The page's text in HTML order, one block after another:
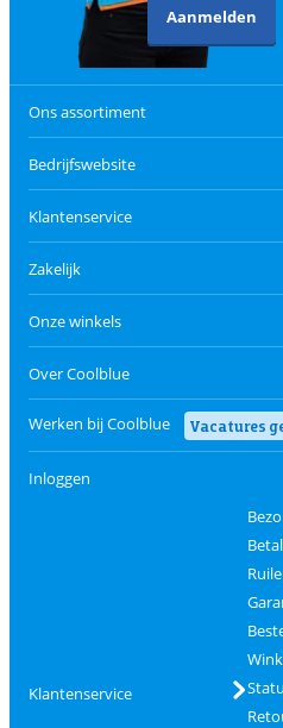
Aanmelden
Ons assortiment
Bedrijfswebsite
Klantenservice
Zakelijk
Onze winkels
Over Coolblue
Werken bij Coolblue Vacatures
Inloggen
Klantenservice